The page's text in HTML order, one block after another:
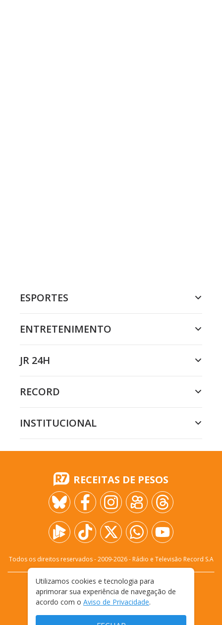
ESPORTES
ENTRETENIMENTO
JR 24H
RECORD
INSTITUCIONAL
RECEITAS DE PESOS
Todos os direitos reservados - 2009-2026- Rádio e Televisão Record S.A
FALE CONOSCO
PRIVACIDADE
TERMOS E CONDIÇÕES DE USO
Utilizamos cookies e tecnologia para
aprimorar sua experiência de navegação de
acordo com o Aviso de Privacidade.